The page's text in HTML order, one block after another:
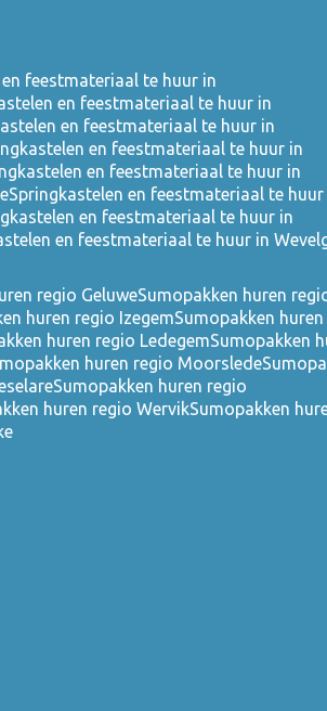
feestmateriaal te huur in
en feestmateriaal te huur in
en feestmateriaal te huur in
en feestmateriaal te huur in
en feestmateriaal te huur in
Springkastelen en feestmateriaal te huur
en feestmateriaal te huur in
en feestmateriaal te huur in
regio GeluweSumopakken huren
huren regio IzegemSumopakken
huren regio LedegemSumopakken
huren regio Moorslede
Sumopakken huren regio
huren regio WervikSumopakken